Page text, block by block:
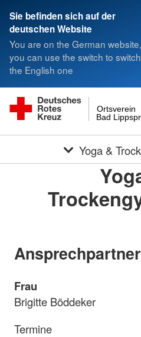
Sie befinden sich auf der
deutschen Website
You are on the German website,
you can use the switch to
the English one
Bad
Ortsverein
Yoga &
Frau
Brigitte Böddeker
Termine